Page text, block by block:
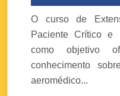
O curso de
Paciente Crítico e
como objetivo
conhecimento
aeromédico...